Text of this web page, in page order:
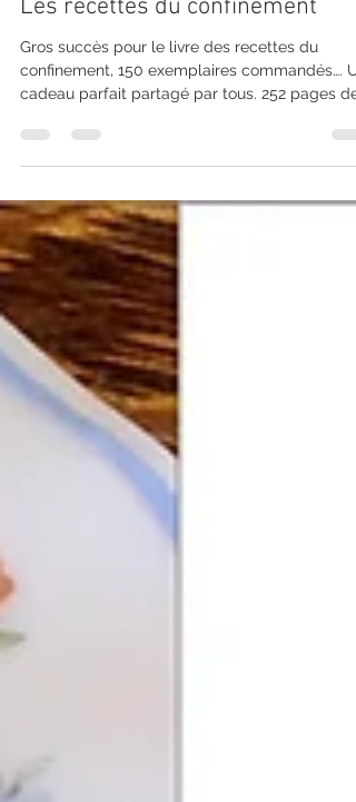
Les recettes du confinement
Gros succès pour le livre des recettes du
cadeau parfait partagé par tous. 252 pages